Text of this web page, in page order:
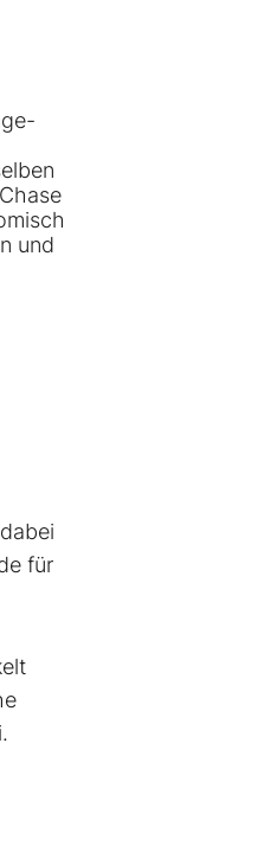
und
für